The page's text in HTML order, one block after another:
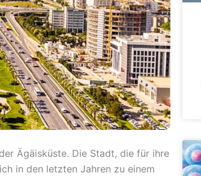
Ägäisküste. Die Stadt, die für ihre
in den letzten Jahren zu einem